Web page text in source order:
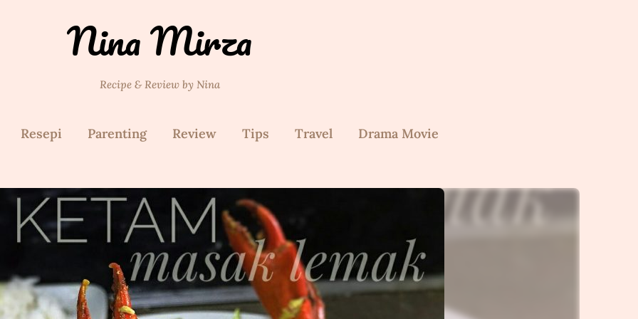
Nina Mirza
Recipe & Review by Nina
Resepi Parenting Review Tips Travel Drama Movie